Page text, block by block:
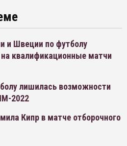
и Швеции по футболу
квалификационные матчи
лишилась возможности
2022
Кипр в матче отборочного